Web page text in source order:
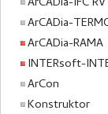
ArCADia-
ArCADia-RAMA
INTERsoft-
ArCon
Konstruktor